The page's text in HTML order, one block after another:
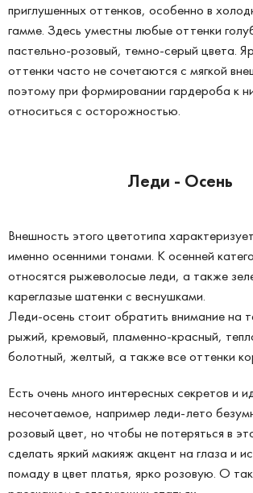
приглушенных оттенков, особенно в
гамме. Здесь уместны любые оттенки
пастельно-розовый, темно-серый цвета.
оттенки часто не сочетаются с мягкой
поэтому при формировании гардероба к
относиться с осторожностью.
Леди - Осень
Внешность этого цветотипа
именно осенними тонами. К осенней
относятся рыжеволосые леди, а также
кареглазые шатенки с веснушками.
Леди-осень стоит обратить внимание на
рыжий, кремовый, пламенно-красный,
болотный, желтый, а также все оттенки
Есть очень много интересных секретов и
несочетаемое, например леди-лето
розовый цвет, но чтобы не потеряться в
сделать яркий макияж акцент на глаза и
помаду в цвет платья, ярко розовую. О